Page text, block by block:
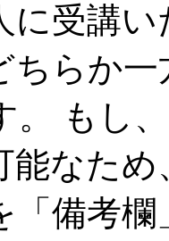
に受講
ちらか
。 もし
能なた
「備考